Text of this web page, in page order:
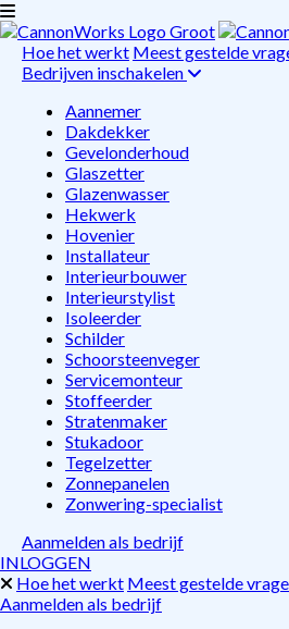
Hoe het werkt Meest gestelde
Bedrijven inschakelen
Aannemer
Dakdekker
Gevelonderhoud
Glaszetter
Glazenwasser
Hekwerk
Hovenier
Installateur
Interieurbouwer
Interieurstylist
Isoleerder
Schilder
Schoorsteenveger
Servicemonteur
Stoffeerder
Stratenmaker
Stukadoor
Tegelzetter
Zonnepanelen
Zonwering-specialist
Aanmelden als bedrijf
INLOGGEN
Hoe het werkt Meest gestelde
Aanmelden als bedrijf